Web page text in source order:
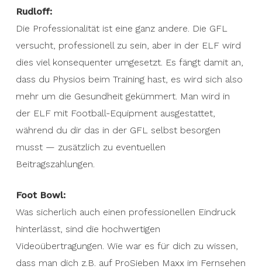
Rudloff:
Die Professionalität ist eine ganz andere. Die GFL
versucht, professionell zu sein, aber in der ELF wird
dies viel konsequenter umgesetzt. Es fängt damit an,
dass du Physios beim Training hast, es wird sich also
mehr um die Gesundheit gekümmert. Man wird in
der ELF mit Football-Equipment ausgestattet,
während du dir das in der GFL selbst besorgen
musst — zusätzlich zu eventuellen
Beitragszahlungen.
Foot Bowl:
Was sicherlich auch einen professionellen Eindruck
hinterlässt, sind die hochwertigen
Videoübertragungen. Wie war es für dich zu wissen,
dass man dich z.B. auf ProSieben Maxx im Fernsehen